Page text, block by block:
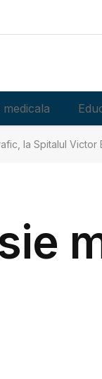
medicala
la Spitalul Victor